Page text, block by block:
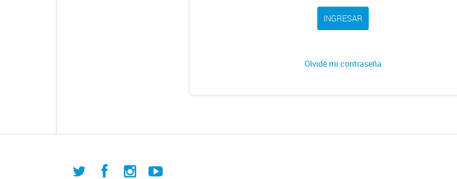
INGRESAR
Olvidé mi contraseña